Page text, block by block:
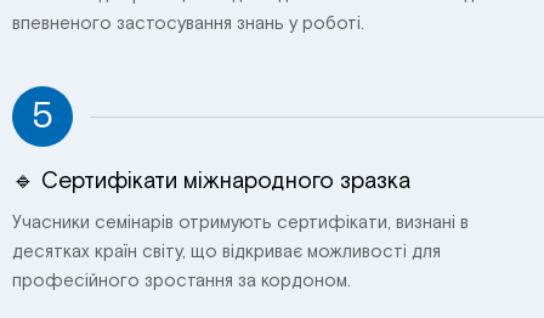
впевненого застосування знань у роботі.
5
🔹 Сертифікати міжнародного зразка
Учасники семінарів отримують сертифікати, визнані в
десятках країн світу, що відкриває можливості для
професійного зростання за кордоном.